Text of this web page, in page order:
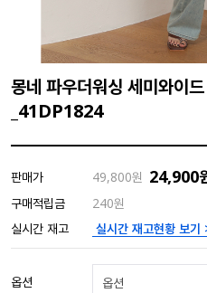
몽네 파우더워싱 세미와이
_41DP1824
판매가 49,800원 24,900
구매적립금
240원
실시간 재고
실시간 재고현황 보기
옵션 옵션